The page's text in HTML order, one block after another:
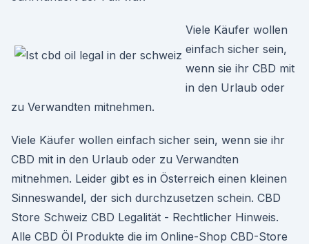
Viele Käufer wollen
einfach sicher sein,
wenn sie ihr CBD mit
in den Urlaub oder
zu Verwandten mitnehmen.
Viele Käufer wollen einfach sicher sein, wenn sie ihr
CBD mit in den Urlaub oder zu Verwandten
mitnehmen. Leider gibt es in Österreich einen kleinen
Sinneswandel, der sich durchzusetzen schein. CBD
Store Schweiz CBD Legalität - Rechtlicher Hinweis.
Alle CBD Öl Produkte die im Online-Shop CBD-Store